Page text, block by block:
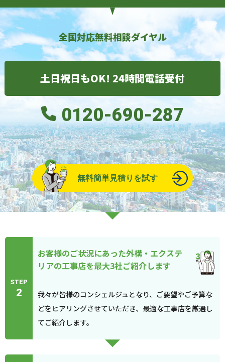
全国対応無料相談ダイヤル
土日祝日もOK! 24時間電話受付
0120-690-287
無料簡単見積りを試す
STEP
2
お客様のご状況にあった外構・エクステ
リアの工事店を最大3社ご紹介します
我々が皆様のコンシェルジュとなり、ご要望やご予算な
どをヒアリングさせていただき、最適な工事店を厳選し
てご紹介します。